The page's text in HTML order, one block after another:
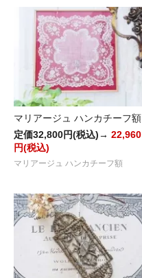
マリアージュ ハンカチーフ額
定価32,800円(税込)→ 22,960
円(税込)
マリアージュ ハンカチーフ額